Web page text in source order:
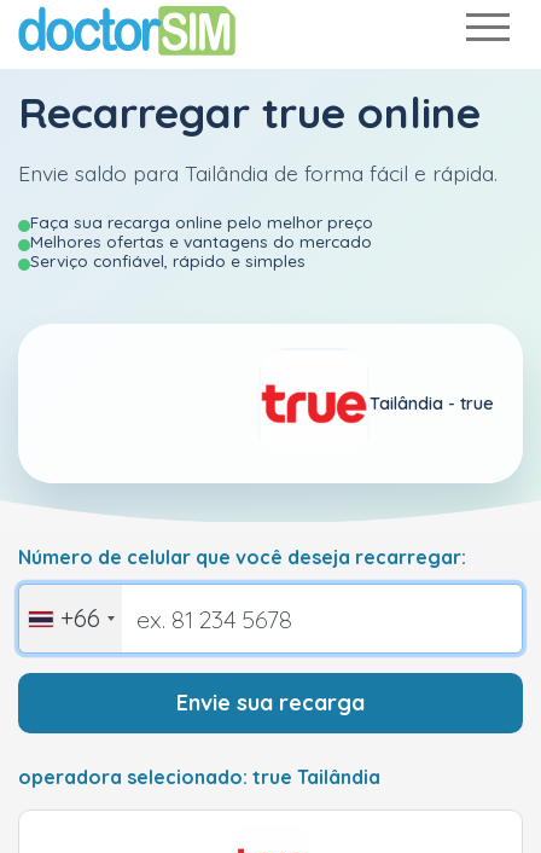
Recarregar true online
Envie saldo para Tailândia de forma fácil e rápida.
Faça sua recarga online pelo melhor preço
Melhores ofertas e vantagens do mercado
Serviço confiável, rápido e simples
Tailândia - true
Número de celular que você deseja recarregar:
+66
Envie sua recarga
operadora selecionado: true Tailândia